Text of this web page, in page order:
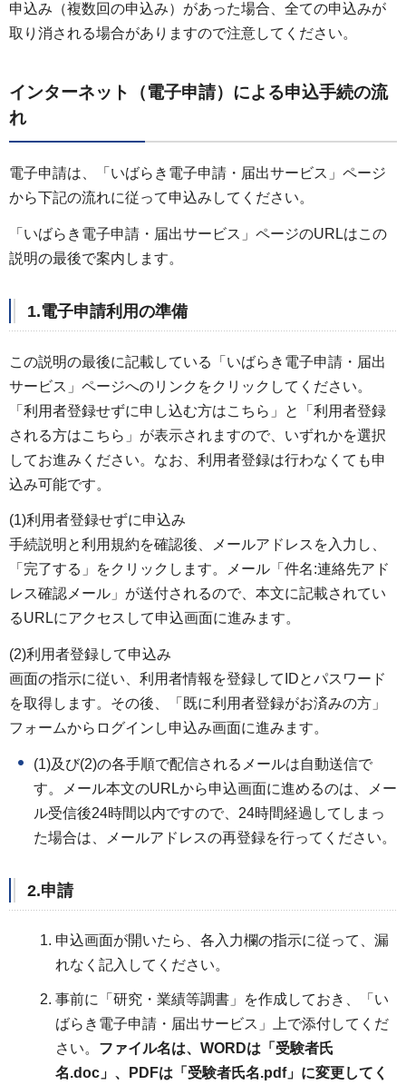
申込み（複数回の申込み）があった場合、全ての申込みが
取り消される場合がありますので注意してください。
インターネット（電子申請）による申込手続の流
れ
電子申請は、「いばらき電子申請・届出サービス」ページ
から下記の流れに従って申込みしてください。
「いばらき電子申請・届出サービス」ページのURLはこの
説明の最後で案内します。
1.電子申請利用の準備
この説明の最後に記載している「いばらき電子申請・届出
サービス」ページへのリンクをクリックしてください。
「利用者登録せずに申し込む方はこちら」と「利用者登録
される方はこちら」が表示されますので、いずれかを選択
してお進みください。なお、利用者登録は行わなくても申
込み可能です。
(1)利用者登録せずに申込み
手続説明と利用規約を確認後、メールアドレスを入力し、
「完了する」をクリックします。メール「件名:連絡先アド
レス確認メール」が送付されるので、本文に記載されてい
るURLにアクセスして申込画面に進みます。
(2)利用者登録して申込み
画面の指示に従い、利用者情報を登録してIDとパスワード
を取得します。その後、「既に利用者登録がお済みの方」
フォームからログインし申込み画面に進みます。
(1)及び(2)の各手順で配信されるメールは自動送信で
す。メール本文のURLから申込画面に進めるのは、メー
ル受信後24時間以内ですので、24時間経過してしまっ
た場合は、メールアドレスの再登録を行ってください。
2.申請
申込画面が開いたら、各入力欄の指示に従って、漏
れなく記入してください。
事前に「研究・業績等調書」を作成しておき、「い
ばらき電子申請・届出サービス」上で添付してくだ
さい。 ファイル名は、WORDは「受験者氏
名.doc」、PDFは「受験者氏名.pdf」に変更してく